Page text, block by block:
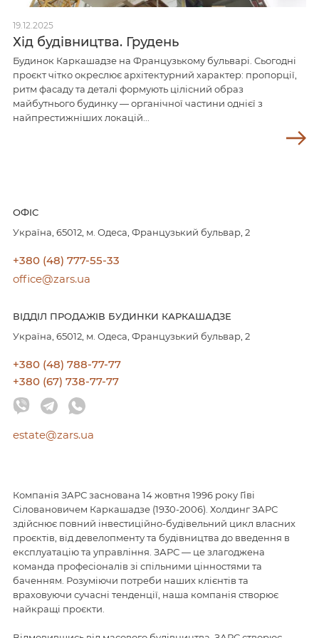
19.12.2025
Хід будівництва. Грудень
Будинок Каркашадзе на Французькому бульварі. Сьогодні
проєкт чітко окреслює архітектурний характер: пропорції,
ритм фасаду та деталі формують цілісний образ
майбутнього будинку — органічної частини однієї з
найпрестижніших локацій...
ОФIC
Україна, 65012, м. Одеса, Французький бульвар, 2
+380 (48) 777-55-33
office@zars.ua
ВIДДIЛ ПРОДАЖIВ БУДИНКИ КАРКАШАДЗЕ
Україна, 65012, м. Одеса, Французький бульвар, 2
+380 (48) 788-77-77
+380 (67) 738-77-77
estate@zars.ua
Компанія ЗАРС заснована 14 жовтня 1996 року Гіві
Сіловановичем Каркашадзе (1930-2006). Холдинг ЗАРС
здійснює повний інвестиційно-будівельний цикл власних
проєктів, від девелопменту та будівництва до введення в
експлуатацію та управління. ЗАРС — це злагоджена
команда професіоналів зі спільними цінностями та
баченням. Розуміючи потреби наших клієнтів та
враховуючи сучасні тенденції, наша компанія створює
найкращі проєкти.